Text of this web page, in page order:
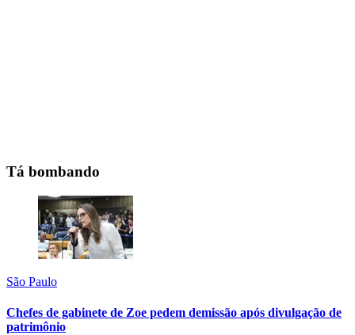
Tá bombando
São Paulo
Chefes de gabinete de Zoe pedem demissão após divulgação de
patrimônio